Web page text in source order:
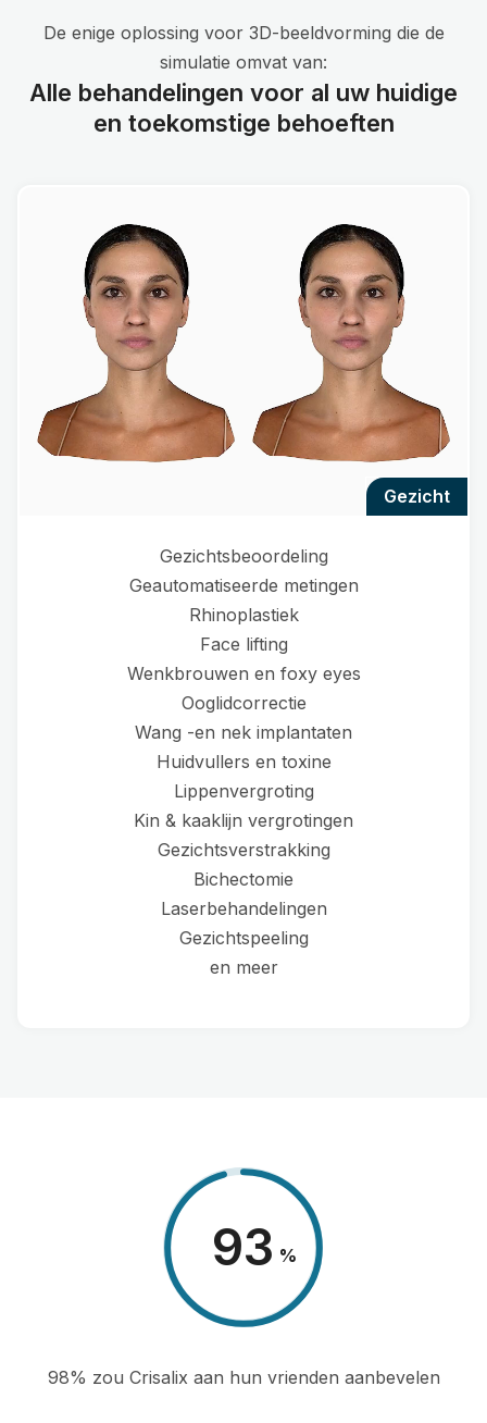
De enige oplossing voor 3D-beeldvorming die de
simulatie omvat van:
Alle behandelingen voor al uw huidige
en toekomstige behoeften
gezicht
Gezichtsbeoordeling
Geautomatiseerde metingen
Rhinoplastiek
Face lifting
Wenkbrouwen en foxy eyes
Ooglidcorrectie
Wang -en nek implantaten
Huidvullers en toxine
Lippenvergroting
Kin & kaaklijn vergrotingen
Gezichtsverstrakking
Bichectomie
Laserbehandelingen
Gezichtspeeling
en meer
98 %
98% zou Crisalix aan hun vrienden aanbevelen